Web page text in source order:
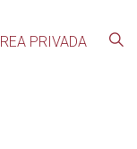
PRIVADA